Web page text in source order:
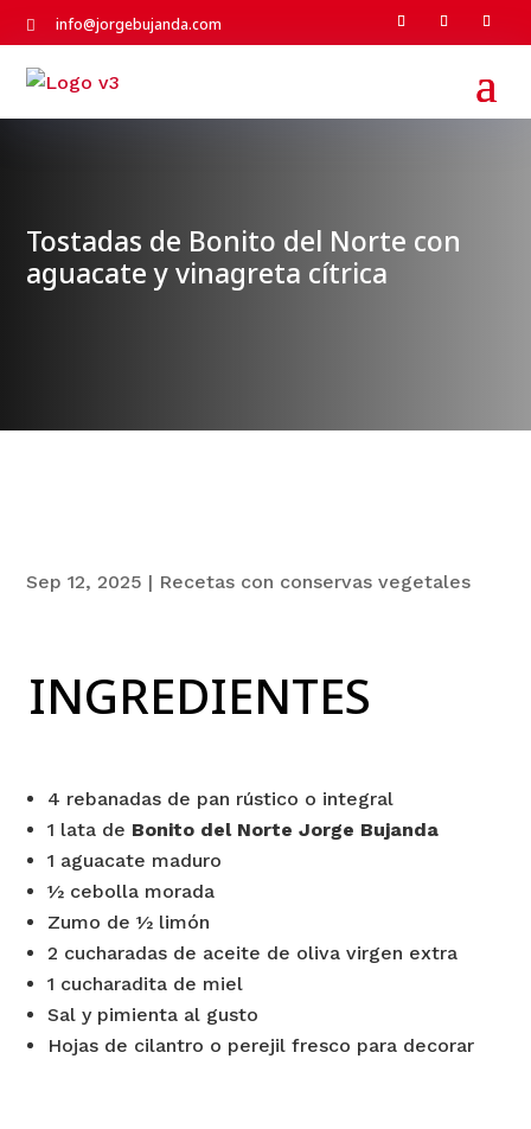
 info@jorgebujanda.com
Tostadas de Bonito del Norte con
aguacate y vinagreta cítrica
Sep 12, 2025 | Recetas con conservas vegetales
INGREDIENTES
4 rebanadas de pan rústico o integral
1 lata de Bonito del Norte Jorge Bujanda
1 aguacate maduro
½ cebolla morada
Zumo de ½ limón
2 cucharadas de aceite de oliva virgen extra
1 cucharadita de miel
Sal y pimienta al gusto
Hojas de cilantro o perejil fresco para decorar